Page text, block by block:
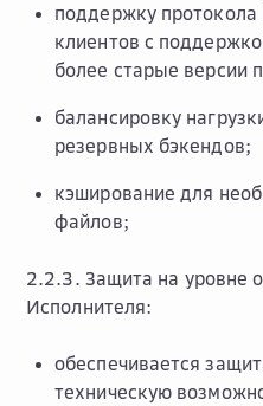
поддержку
клиентов с
более старые версии
балансировку
резервных бэкендов;
кэширование для
файлов;
2.2.3. Защита на уровне
Исполнителя:
обеспечивается
техническую